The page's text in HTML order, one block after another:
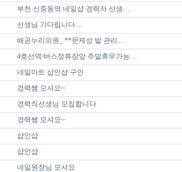
부천 신중동역 네일샵 경력자 선생…
선생님 기다립니다....
배곧누리의원_ **문제성 발 관리…
4호선역/버스정류장앞 주말휴무가능…
네일아트 샵인샵 구인
경력쌤 모셔요~
경력직선생님 모집합니다
경력쌤 모셔요~
샵인샵
샵인샵
네일원장님 모셔요